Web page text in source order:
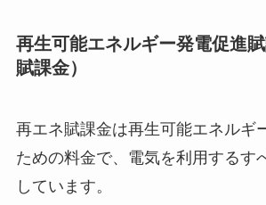
再生可能エネルギー発電促進
賦課金）
再エネ賦課金は再生可能エネルギ
ための料金で、電気を利用するす
しています。